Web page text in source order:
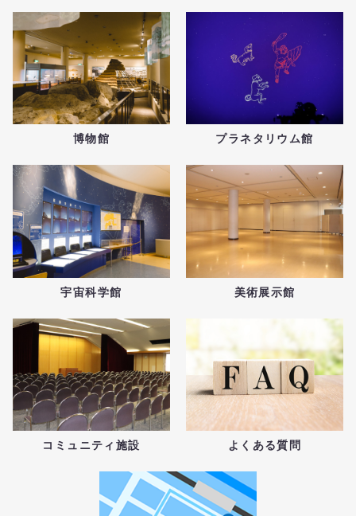
博物館 プラネタリウム館
宇宙科学館 美術展示館
コミュニティ施設 よくある質問